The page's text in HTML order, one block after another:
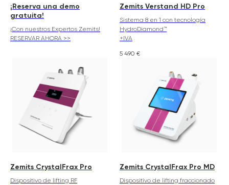
¡Reserva una demo
gratuita!
¡Con nuestros Expertos Zemits!
RESERVAR AHORA >>
Zemits Verstand HD Pro
Sistema 8 en 1 con tecnología
HydroDiamond™
+IVA
5 490 €
Zemits CrystalFrax Pro
Dispositivo de lifting RF
Zemits CrystalFrax Pro MD
Dispositivo de lifting fraccionado